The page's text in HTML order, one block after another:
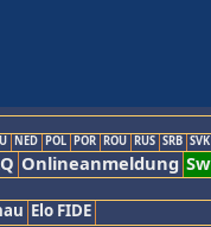
NED POL POR ROU RUS SRB SVK
Onlineanmeldung
Elo FIDE